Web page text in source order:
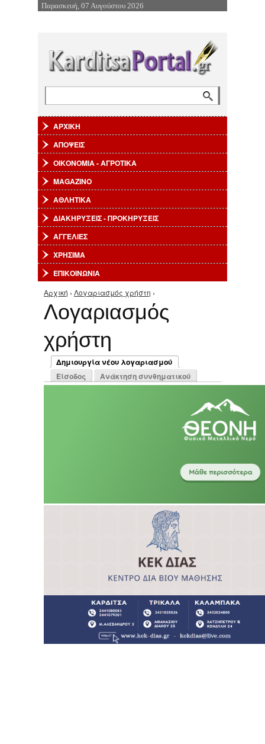
Επιστροφή στην Πλοήγηση
Παρασκευή, 07 Αυγούστου 2026
ΑΡΧΙΚΗ
ΑΠΟΨΕΙΣ
ΟΙΚΟΝΟΜΙΑ - ΑΓΡΟΤΙΚΑ
MAGAZINO
ΑΘΛΗΤΙΚΑ
ΔΙΑΚΗΡΥΞΕΙΣ - ΠΡΟΚΗΡΥΞΕΙΣ
ΑΓΓΕΛΙΕΣ
ΧΡΗΣΙΜΑ
ΕΠΙΚΟΙΝΩΝΙΑ
Είστε εδώ
Αρχική › Λογαριασμός χρήστη ›
Λογαριασμός
χρήστη
Πρωτεύουσες καρτέλες
Δημιουργία νέου λογαριασμού
(ενεργή καρτέλα)
Είσοδος Ανάκτηση συνθηματικού